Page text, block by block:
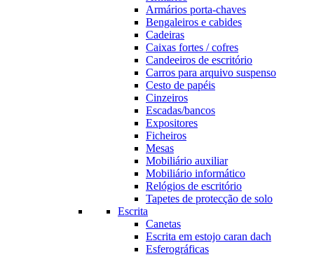
Armários porta-chaves
Bengaleiros e cabides
Cadeiras
Caixas fortes / cofres
Candeeiros de escritório
Carros para arquivo suspenso
Cesto de papéis
Cinzeiros
Escadas/bancos
Expositores
Ficheiros
Mesas
Mobiliário auxiliar
Mobiliário informático
Relógios de escritório
Tapetes de protecção de solo
Escrita
Canetas
Escrita em estojo caran dach
Esferográficas